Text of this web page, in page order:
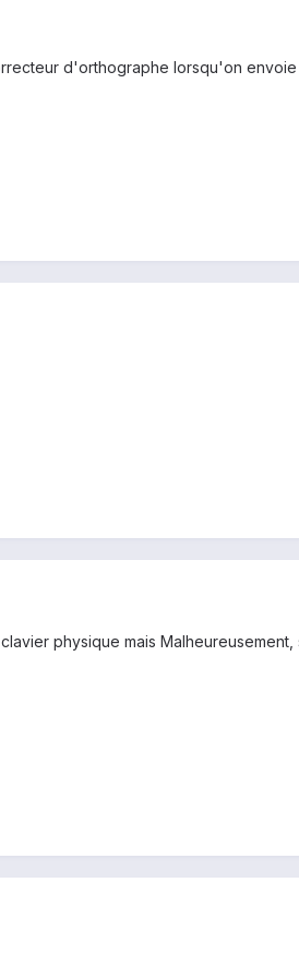
d'orthographe lorsqu'on
physique mais